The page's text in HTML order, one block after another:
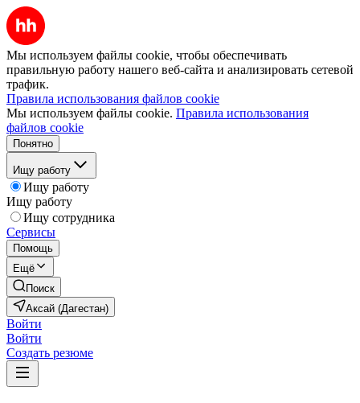
Мы используем файлы cookie, чтобы обеспечивать
правильную работу нашего веб-сайта и анализировать сетевой
трафик.
Правила использования файлов cookie
Мы используем файлы cookie. Правила использования
файлов cookie
Понятно
Ищу работу
Ищу работу
Ищу работу
Ищу сотрудника
Сервисы
Помощь
Ещё
Поиск
Аксай (Дагестан)
Войти
Войти
Создать резюме